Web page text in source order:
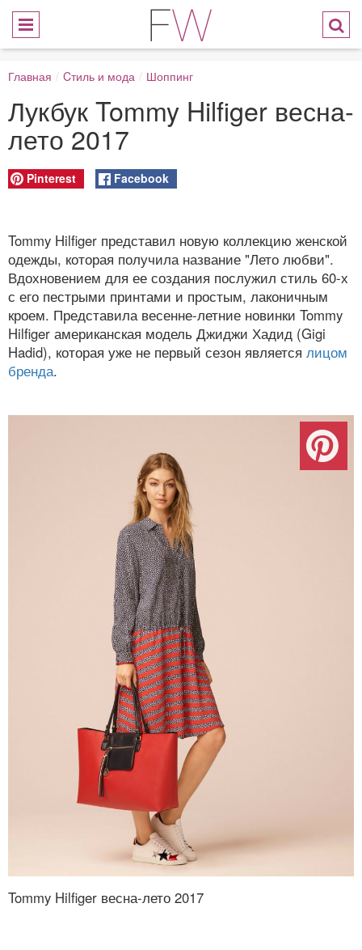
Главная / Cтиль и мода / Шоппинг
Лукбук Tommy Hilfiger весна-
лето 2017
Pinterest Facebook
Tommy Hilfiger представил новую коллекцию женской
одежды, которая получила название "Лето любви".
Вдохновением для ее создания послужил стиль 60-х
с его пестрыми принтами и простым, лаконичным
кроем. Представила весенне-летние новинки Tommy
Hilfiger американская модель Джиджи Хадид (Gigi
Hadid), которая уже не первый сезон является лицом
бренда.
Tommy Hilfiger весна-лето 2017